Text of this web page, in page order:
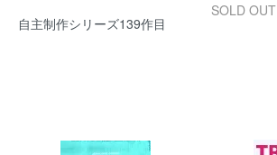
自主制作シリーズ139作目
SOLD OUT